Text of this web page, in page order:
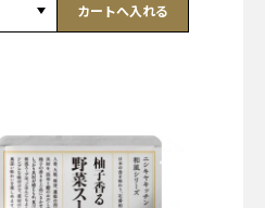
カートへ入れる